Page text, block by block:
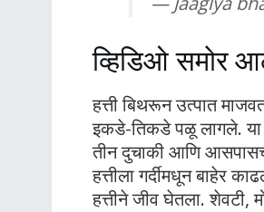
व्हिडिओ समोर
हत्ती बिथरून उत्पात
इकडे-तिकडे पळू लागले. या
तीन दुचाकी आणि
हत्तीला गर्दीमधून बाहेर
हत्तीने जीव घेतला. शेवटी,